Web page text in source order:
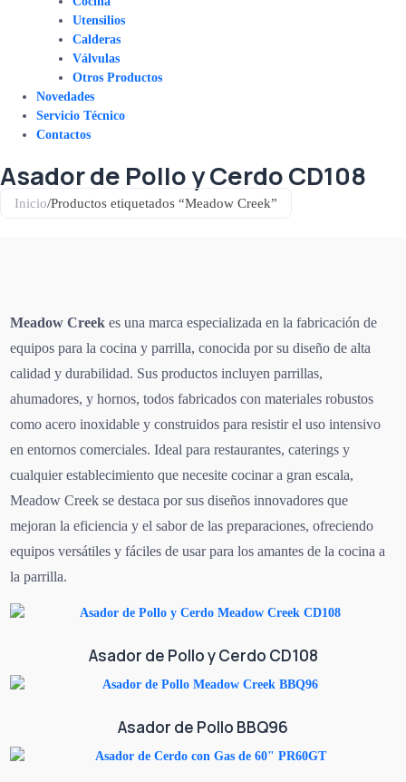
Utensilios
Calderas
Válvulas
Otros Productos
Novedades
Servicio Técnico
Contactos
Asador de Pollo y Cerdo CD108
Inicio/Productos etiquetados “Meadow Creek”
Meadow Creek es una marca especializada en la fabricación de
equipos para la cocina y parrilla, conocida por su diseño de alta
calidad y durabilidad. Sus productos incluyen parrillas,
ahumadores, y hornos, todos fabricados con materiales robustos
como acero inoxidable y construidos para resistir el uso intensivo
en entornos comerciales. Ideal para restaurantes, caterings y
cualquier establecimiento que necesite cocinar a gran escala,
Meadow Creek se destaca por sus diseños innovadores que
mejoran la eficiencia y el sabor de las preparaciones, ofreciendo
equipos versátiles y fáciles de usar para los amantes de la cocina a
la parrilla.
Asador de Pollo y Cerdo CD108
Asador de Pollo BBQ96